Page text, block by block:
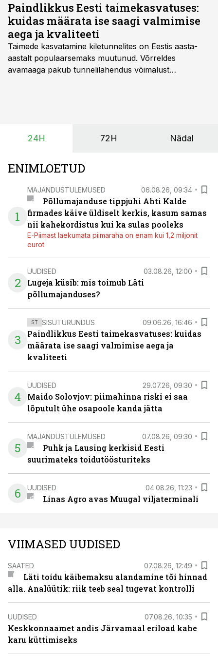
Paindlikkus Eesti taimekasvatuses:
kuidas määrata ise saagi valmimise
aega ja kvaliteeti
Taimede kasvatamine kiletunnelites on Eestis aasta-
aastalt populaarsemaks muutunud. Võrreldes
avamaaga pakub tunnelilahendus võimalust
24H 72H Nädal
ENIMLOETUD
1
MAJANDUSTULEMUSED 06.08.26, 09:34
Põllumajanduse tippjuhi Ahti Kalde
firmades käive üldiselt kerkis, kasum samas
nii kahekordistus kui ka sulas pooleks
E-Piimast laekumata piimaraha on enam kui 1,2 miljonit
eurot
2
UUDISED 03.08.26, 12:00
Lugeja küsib: mis toimub Läti
põllumajanduses?
3
ST SISUTURUNDUS 09.06.26, 16:46
Paindlikkus Eesti taimekasvatuses: kuidas
määrata ise saagi valmimise aega ja
kvaliteeti
4
UUDISED 29.07.26, 09:30
Maido Solovjov: piimahinna riski ei saa
lõputult ühe osapoole kanda jätta
5
MAJANDUSTULEMUSED 07.08.26, 09:30
Puhk ja Lausing kerkisid Eesti
suurimateks toidutöösturiteks
6 UUDISED 04.08.26, 11:23
Linas Agro avas Muugal viljaterminali
VIIMASED UUDISED
SAATED 07.08.26, 12:49
Läti toidu käibemaksu alandamine tõi hinnad
alla. Analüütik: riik teeb seal tugevat kontrolli
UUDISED 07.08.26, 10:35
Keskkonnaamet andis Järvamaal eriload kahe
karu küttimiseks